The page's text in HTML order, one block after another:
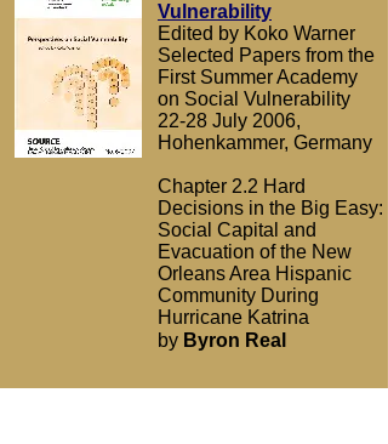
Vulnerability
Edited by Koko Warner
Selected Papers from the
First Summer Academy
on Social Vulnerability
22-28 July 2006,
Hohenkammer, Germany
Chapter 2.2 Hard
Decisions in the Big Easy:
Social Capital and
Evacuation of the New
Orleans Area Hispanic
Community During
Hurricane Katrina
by Byron Real